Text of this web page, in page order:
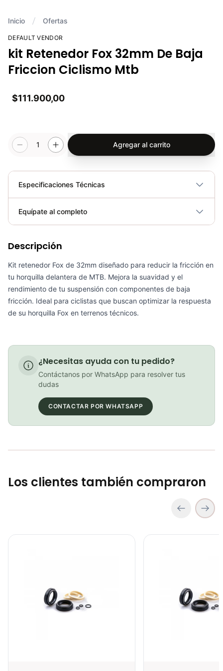
Inicio Ofertas
DEFAULT VENDOR
kit Retenedor Fox 32mm De Baja
Friccion Ciclismo Mtb
$111.900,00
1 Agregar al carrito
Especificaciones Técnicas
Plegable No
Equípate al completo
COP 133,900.00
kit Retenedor Fox 38mm De Baja Friccion Ciclismo Mtb
Descripción
Kit retenedor Fox de 32mm diseñado para reducir la fricción en
tu horquilla delantera de MTB. Mejora la suavidad y el
rendimiento de tu suspensión con componentes de baja
fricción. Ideal para ciclistas que buscan optimizar la respuesta
de su horquilla Fox en terrenos técnicos.
¿Necesitas ayuda con tu pedido?
Contáctanos por WhatsApp para resolver tus
dudas
CONTACTAR POR WHATSAPP
Los clientes también compraron
kit Retenedor Fox 36mm De Baja Friccion Ciclismo Mtb
kit Retenedor Fox